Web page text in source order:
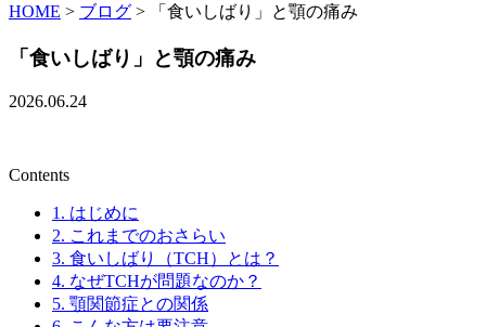
HOME > ブログ > 「食いしばり」と顎の痛み
「食いしばり」と顎の痛み
2026.06.24
Contents
1. はじめに
2. これまでのおさらい
3. 食いしばり（TCH）とは？
4. なぜTCHが問題なのか？
5. 顎関節症との関係